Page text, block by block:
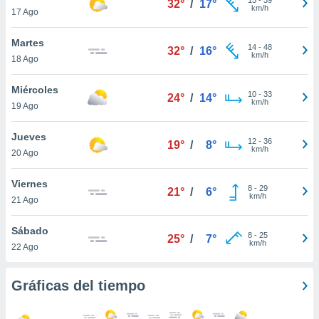
más
nuestra
y
de
disponible
cookies
17 Ago
32° / 17°
km/h
Martes
18 Ago
32° / 16° 14- 48
km/h
Miércoles
19 Ago
24° / 14° 10- 33
km/h
Jueves
20 Ago
19° / 8° 12- 36
km/h
Viernes
21 Ago
21° / 6° 8- 29
km/h
Sábado
22 Ago
25° / 7° 8- 25
km/h
Gráficas del tiempo